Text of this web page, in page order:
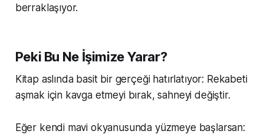
berraklaşıyor.
Peki Bu Ne İşimize Yarar?
Kitap aslında basit bir gerçeği hatırlatıyor: Rekabeti
aşmak için kavga etmeyi bırak, sahneyi değiştir.
Eğer kendi mavi okyanusunda yüzmeye başlarsan: